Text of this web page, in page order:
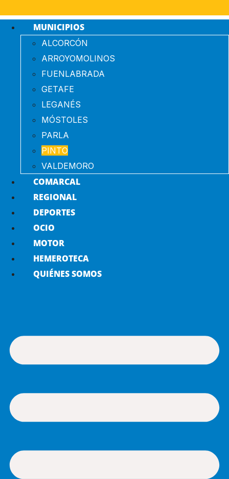
MUNICIPIOS
ALCORCÓN
ARROYOMOLINOS
FUENLABRADA
GETAFE
LEGANÉS
MÓSTOLES
PARLA
PINTO
VALDEMORO
COMARCAL
REGIONAL
DEPORTES
OCIO
MOTOR
HEMEROTECA
QUIÉNES SOMOS